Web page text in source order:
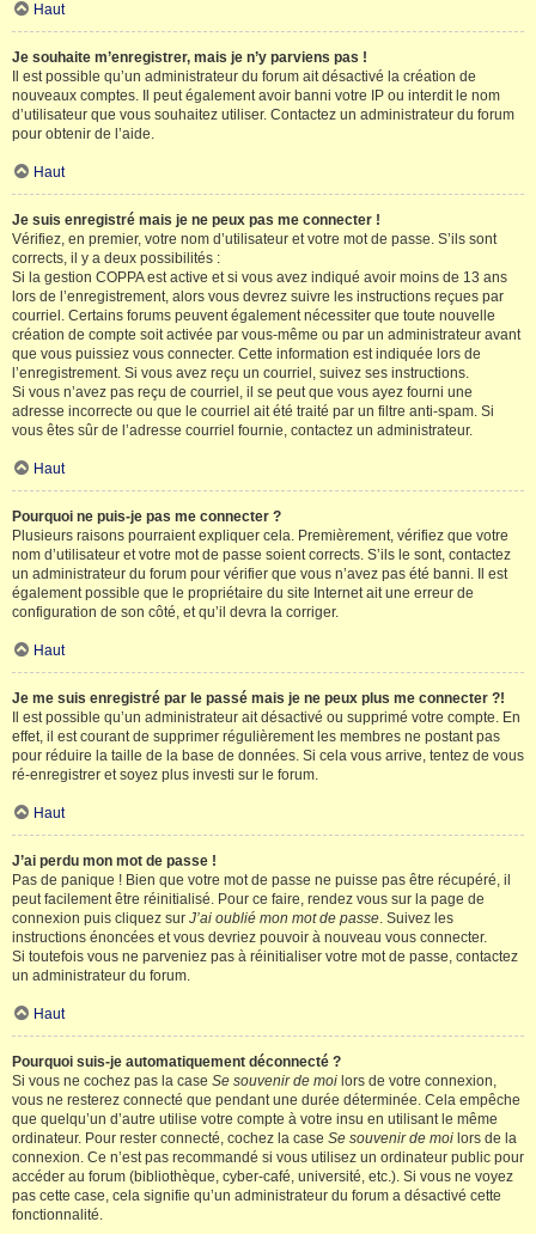
Haut
Je souhaite m’enregistrer, mais je n’y parviens pas !
Il est possible qu’un administrateur du forum ait désactivé la création de
nouveaux comptes. Il peut également avoir banni votre IP ou interdit le nom
d’utilisateur que vous souhaitez utiliser. Contactez un administrateur du forum
pour obtenir de l’aide.
Haut
Je suis enregistré mais je ne peux pas me connecter !
Vérifiez, en premier, votre nom d’utilisateur et votre mot de passe. S’ils sont
corrects, il y a deux possibilités :
Si la gestion COPPA est active et si vous avez indiqué avoir moins de 13 ans
lors de l’enregistrement, alors vous devrez suivre les instructions reçues par
courriel. Certains forums peuvent également nécessiter que toute nouvelle
création de compte soit activée par vous-même ou par un administrateur avant
que vous puissiez vous connecter. Cette information est indiquée lors de
l’enregistrement. Si vous avez reçu un courriel, suivez ses instructions.
Si vous n’avez pas reçu de courriel, il se peut que vous ayez fourni une
adresse incorrecte ou que le courriel ait été traité par un filtre anti-spam. Si
vous êtes sûr de l’adresse courriel fournie, contactez un administrateur.
Haut
Pourquoi ne puis-je pas me connecter ?
Plusieurs raisons pourraient expliquer cela. Premièrement, vérifiez que votre
nom d’utilisateur et votre mot de passe soient corrects. S’ils le sont, contactez
un administrateur du forum pour vérifier que vous n’avez pas été banni. Il est
également possible que le propriétaire du site Internet ait une erreur de
configuration de son côté, et qu’il devra la corriger.
Haut
Je me suis enregistré par le passé mais je ne peux plus me connecter ?!
Il est possible qu’un administrateur ait désactivé ou supprimé votre compte. En
effet, il est courant de supprimer régulièrement les membres ne postant pas
pour réduire la taille de la base de données. Si cela vous arrive, tentez de vous
ré-enregistrer et soyez plus investi sur le forum.
Haut
J’ai perdu mon mot de passe !
Pas de panique ! Bien que votre mot de passe ne puisse pas être récupéré, il
peut facilement être réinitialisé. Pour ce faire, rendez vous sur la page de
connexion puis cliquez sur J’ai oublié mon mot de passe. Suivez les
instructions énoncées et vous devriez pouvoir à nouveau vous connecter.
Si toutefois vous ne parveniez pas à réinitialiser votre mot de passe, contactez
un administrateur du forum.
Haut
Pourquoi suis-je automatiquement déconnecté ?
Si vous ne cochez pas la case Se souvenir de moi lors de votre connexion,
vous ne resterez connecté que pendant une durée déterminée. Cela empêche
que quelqu’un d’autre utilise votre compte à votre insu en utilisant le même
ordinateur. Pour rester connecté, cochez la case Se souvenir de moi lors de la
connexion. Ce n’est pas recommandé si vous utilisez un ordinateur public pour
accéder au forum (bibliothèque, cyber-café, université, etc.). Si vous ne voyez
pas cette case, cela signifie qu’un administrateur du forum a désactivé cette
fonctionnalité.